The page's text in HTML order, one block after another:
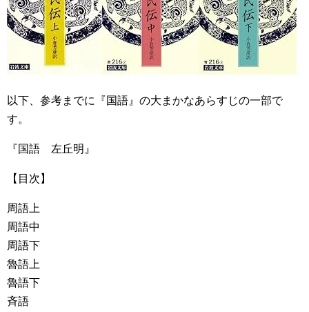
以下、参考までに『国語』の大まかなあらすじの一部で
す。
『国語 左丘明』
【目次】
周語上
周語中
周語下
魯語上
魯語下
斉語